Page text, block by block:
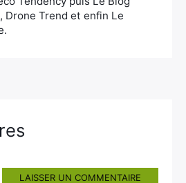
Drone Trend et enfin Le
LAISSER UN COMMENTAIRE